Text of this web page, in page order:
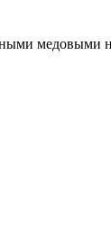
медовыми